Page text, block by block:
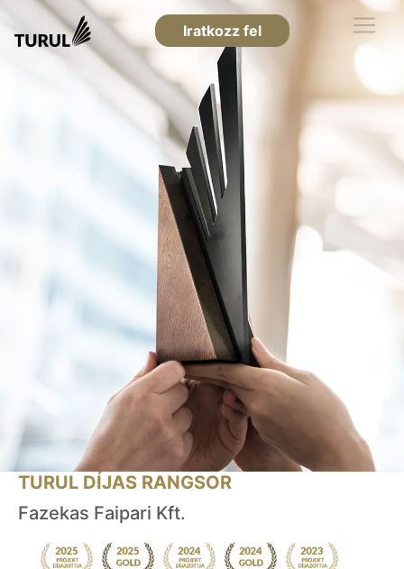
Iratkozz fel
TURUL DÍJAS RANGSOR
Fazekas Faipari Kft.